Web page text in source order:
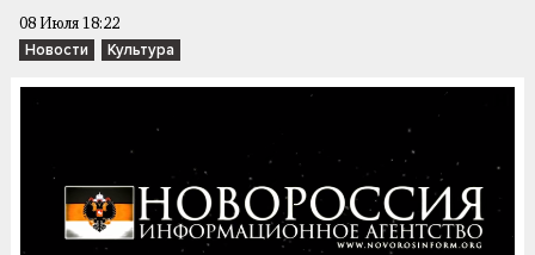
08 Июля 18:22
Новости Культура